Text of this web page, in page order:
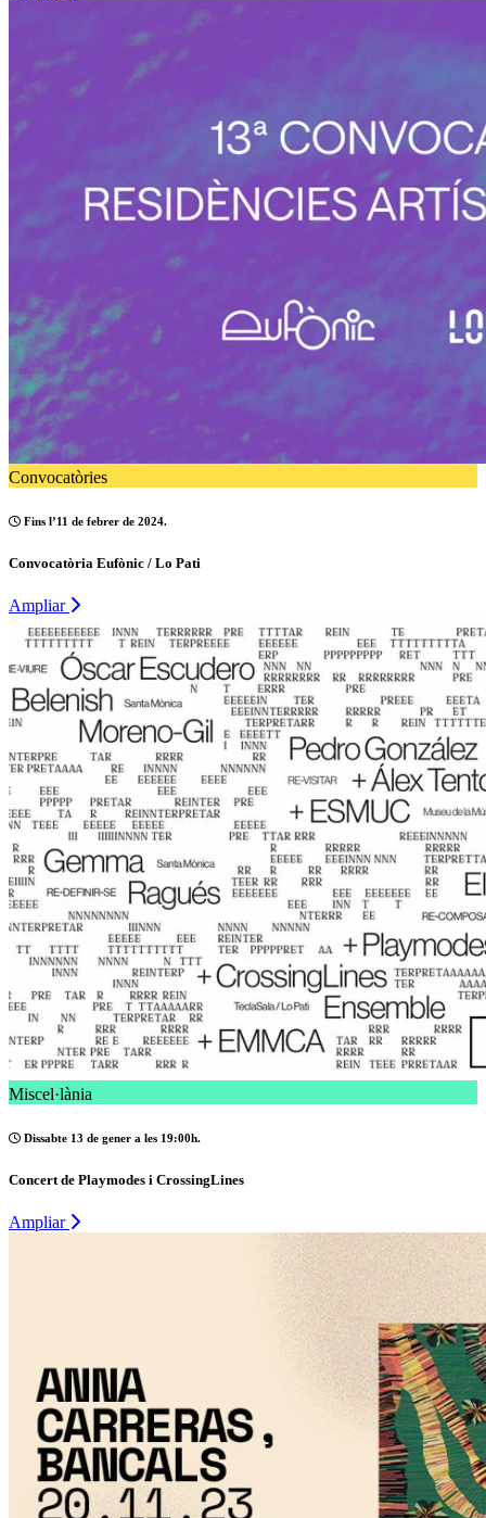
Convocatòries
Fins l’11 de febrer de 2024.
Convocatòria Eufònic / Lo Pati
Ampliar
Miscel·lània
Dissabte 13 de gener a les 19:00h.
Concert de Playmodes i CrossingLines
Ampliar